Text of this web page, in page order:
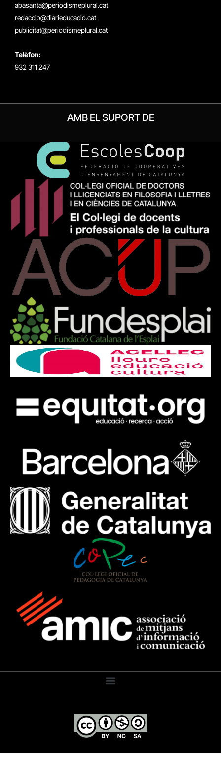
abasanta@periodismeplural.cat
redaccio@diarieducacio.cat
publicitat@periodismeplural.cat
Telèfon:
932 311 247
AMB EL SUPORT DE